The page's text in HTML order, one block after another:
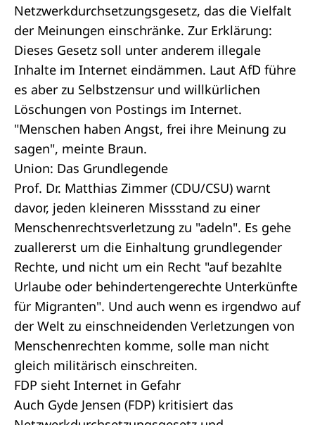
Netzwerkdurchsetzungsgesetz, das die Vielfalt
der Meinungen einschränke. Zur Erklärung:
Dieses Gesetz soll unter anderem illegale
Inhalte im Internet eindämmen. Laut AfD führe
es aber zu Selbstzensur und willkürlichen
Löschungen von Postings im Internet.
"Menschen haben Angst, frei ihre Meinung zu
sagen", meinte Braun.
Union: Das Grundlegende
Prof. Dr. Matthias Zimmer (CDU/CSU) warnt
davor, jeden kleineren Missstand zu einer
Menschenrechtsverletzung zu "adeln". Es gehe
zuallererst um die Einhaltung grundlegender
Rechte, und nicht um ein Recht "auf bezahlte
Urlaube oder behindertengerechte Unterkünfte
für Migranten". Und auch wenn es irgendwo auf
der Welt zu einschneidenden Verletzungen von
Menschenrechten komme, solle man nicht
gleich militärisch einschreiten.
FDP sieht Internet in Gefahr
Auch Gyde Jensen (FDP) kritisiert das